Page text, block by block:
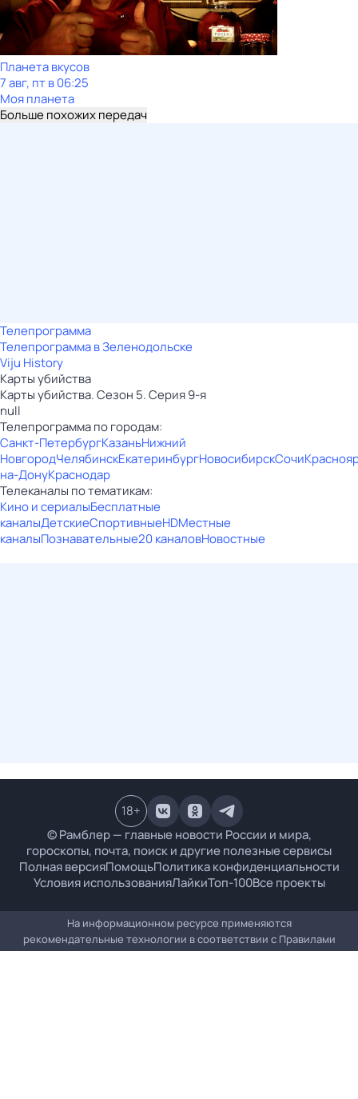
Планета вкусов
7 авг, пт в 06:25
Моя планета
Больше похожих передач
Телепрограмма
Телепрограмма в Зеленодольске
Viju History
Карты убийства
Карты убийства. Сезон 5. Серия 9-я
null
Телепрограмма по городам:
Санкт-ПетербургКазаньНижний
НовгородЧелябинскЕкатеринбургНовосибирскСочи
на-ДонуКраснодар
Телеканалы по тематикам:
Кино и сериалыБесплатные
каналыДетскиеСпортивныеHDМестные
каналыПознавательные20 каналовНовостные
© Рамблер — главные новости России и мира,
гороскопы, почта, поиск и другие полезные сервисы
Полная версияПомощьПолитика конфиденциальности
Условия использованияЛайкиТоп-100Все проекты
18+
На информационном ресурсе применяются
рекомендательные технологии в соответствии с Правилами